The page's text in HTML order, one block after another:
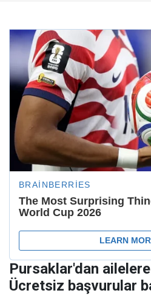
Pursaklar'dan
Ücretsiz başvurular